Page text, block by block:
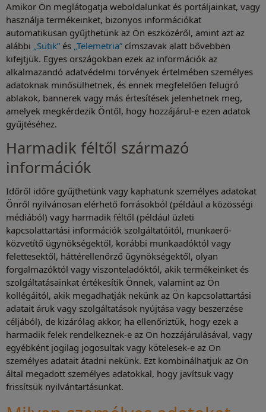
Amikor Ön meglátogatja weboldalunkat és portáljainkat, vagy
használja termékeinket, bizonyos információkat
automatikusan gyűjthetünk az Ön eszközéről, amint azt az
alábbi „Sütik” és „Telemetria” címszavak alatt bővebben
kifejtjük. Egyes országokban ezek az információk az
alkalmazandó adatvédelmi törvények értelmében személyes
adatoknak minősülhetnek, és ennek megfelelően felugró
ablakok, bannerek vagy más értesítések jelenhetnek meg,
amelyek megkérdezik Öntől, hogy hozzájárul-e ezen adatok
gyűjtéséhez.
Harmadik féltől származó
információk
Időről időre gyűjthetünk vagy kaphatunk személyes adatokat
Önről nyilvánosan elérhető forrásokból (például a közösségi
médiából) vagy harmadik féltől (például üzleti
kapcsolattartási információk szolgáltatóitól, munkaerő-
közvetítő ügynökségektől, korábbi munkaadóktól vagy
felettesektől, háttérellenőrző ügynökségektől, olyan
forgalmazóktól vagy viszonteladóktól, akik termékeinket és
szolgáltatásainkat értékesítik Önnek, valamint az Ön
kollégáitól, akik megadhatják nekünk az Ön kapcsolattartási
adatait áruk vagy szolgáltatások nyújtása vagy beszerzése
céljából), de kizárólag akkor, ha ellenőriztük, hogy ezek a
harmadik felek rendelkeznek-e az Ön hozzájárulásával, vagy
egyébként jogilag jogosultak vagy kötelesek-e az Ön
személyes adatait átadni nekünk. Ezt kombinálhatjuk az Ön
által megadott személyes adatokkal, hogy javítsuk vagy
frissítsük nyilvántartásunkat.